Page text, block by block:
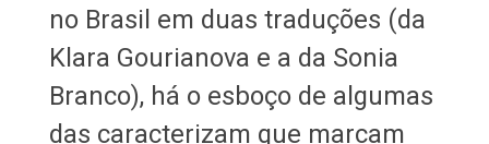
no Brasil em duas traduções (da
Klara Gourianova e a da Sonia
Branco), há o esboço de algumas
das caracterizam que marcam